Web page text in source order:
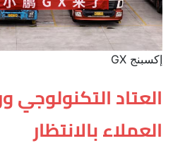
إكسبنج GX
العتاد
العملاء بالانتظار